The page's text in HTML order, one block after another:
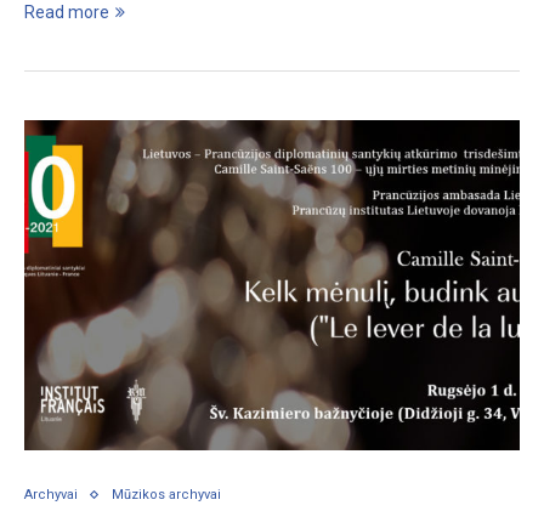
Read more
Archyvai Mūzikos archyvai